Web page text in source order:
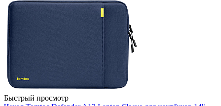
Быстрый просмотр